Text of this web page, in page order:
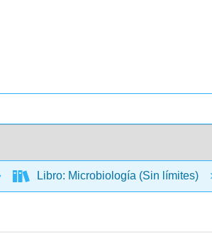
Libro: Microbiología (Sin límites)